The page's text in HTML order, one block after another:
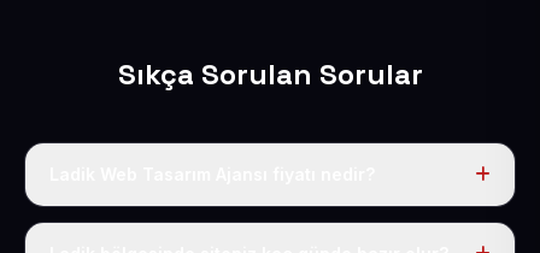
Sıkça Sorulan Sorular
Tek fiyat uygulanır: yıllık 50 USD + KDV. Bu bedele alan